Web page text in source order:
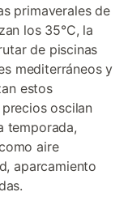
primaverales de
los 35°C, la
de piscinas
mediterráneos y
estos
oscilan
temporada,
aire
aparcamiento